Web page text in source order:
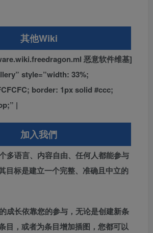
其他Wiki
恶意软件维基]
style=”width: 33%;
border: 1px solid #ccc;
|
加入我們
多语言、内容自由、任何人都能参与
目标是建立一个完整、准确且中立的
成长依靠您的参与，无论是创建新条
目，或者为条目增加插图，您都可以